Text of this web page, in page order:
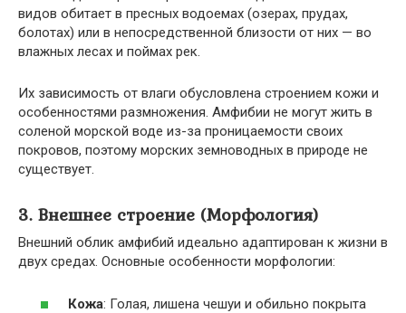
видов обитает в пресных водоемах (озерах, прудах,
болотах) или в непосредственной близости от них — во
влажных лесах и поймах рек.
Их зависимость от влаги обусловлена строением кожи и
особенностями размножения. Амфибии не могут жить в
соленой морской воде из-за проницаемости своих
покровов, поэтому морских земноводных в природе не
существует.
3. Внешнее строение (Морфология)
Внешний облик амфибий идеально адаптирован к жизни в
двух средах. Основные особенности морфологии:
Кожа: Голая, лишена чешуи и обильно покрыта